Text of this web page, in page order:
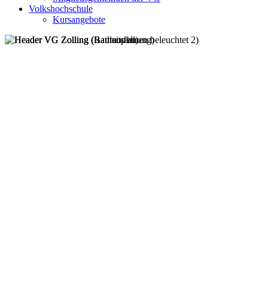
Volkshochschule
Kursangebote